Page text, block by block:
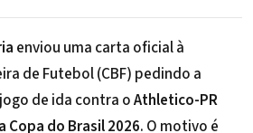
enviou uma carta oficial à
de Futebol (CBF) pedindo a
de ida contra oAthletico-PR
Copa do Brasil 2026. O motivo é